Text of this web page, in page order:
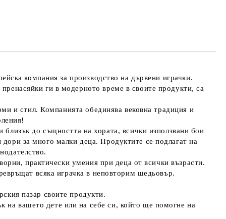
компания за производство на дървени играчки.
ги в модерното време в своите продукти, са
и стил. Компанията обединява вековна традиция и
близък до същността на хората, всички използвани бои
за много малки деца. Продуктите се подлагат на
практически умения при деца от всички възрасти.
всяка играчка в неповторим шедьовър.
пазар своите продукти.
на вашето дете или на себе си, който ще помогне на